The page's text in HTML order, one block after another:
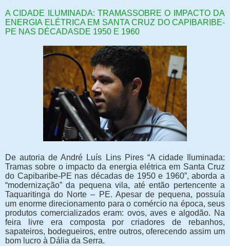
A CIDADE ILUMINADA: TRAMASSOBRE O IMPACTO DA
ENERGIA ELÉTRICA EM SANTA CRUZ DO CAPIBARIBE-
PE NAS DÉCADASDE 1950 E 1960
De autoria de André Luís Lins Pires “A cidade Iluminada:
Tramas sobre o impacto da energia elétrica em Santa Cruz
do Capibaribe-PE nas décadas de 1950 e 1960”, aborda a
“modernização” da pequena vila, até então pertencente a
Taquaritinga do Norte – PE. Apesar de pequena, possuía
um enorme direcionamento para o comércio na época, seus
produtos comercializados eram: ovos, aves e algodão. Na
feira livre era composta por criadores de rebanhos,
sapateiros, bodegueiros, entre outros, oferecendo assim um
bom lucro à Dália da Serra.